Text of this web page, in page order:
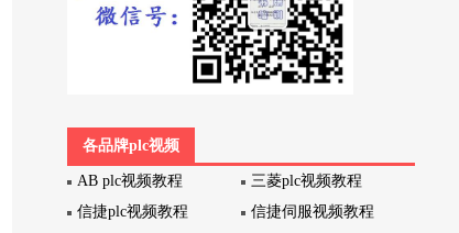
各品牌plc视频
AB plc视频教程
三菱plc视频教程
信捷plc视频教程
信捷伺服视频教程